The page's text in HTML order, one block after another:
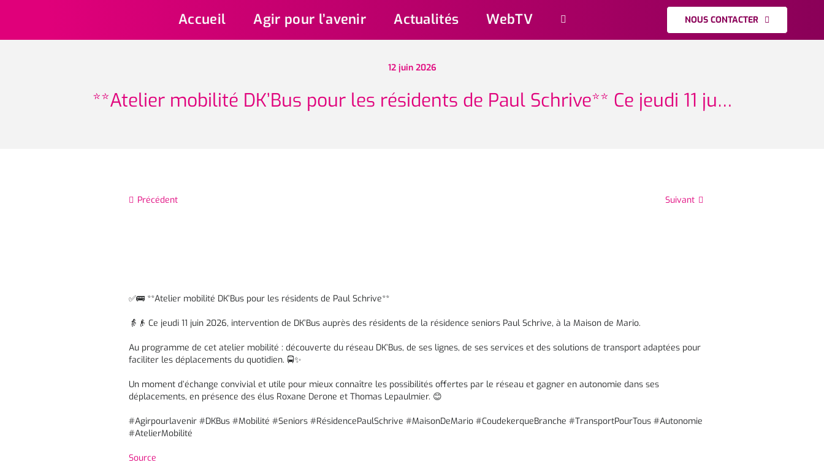
Accueil Agir pour l’avenir Actualités WebTV NOUS CONTACTER
12 juin 2026
**Atelier mobilité DK’Bus pour les résidents de Paul Schrive** Ce jeudi 11 ju…
Précédent Suivant
✅🚌 **Atelier mobilité DK’Bus pour les résidents de Paul Schrive**
👵👴 Ce jeudi 11 juin 2026, intervention de DK’Bus auprès des résidents de la résidence seniors Paul Schrive, à la Maison de Mario.
Au programme de cet atelier mobilité : découverte du réseau DK’Bus, de ses lignes, de ses services et des solutions de transport adaptées pour
faciliter les déplacements du quotidien. 🚍✨
Un moment d’échange convivial et utile pour mieux connaître les possibilités offertes par le réseau et gagner en autonomie dans ses
déplacements, en présence des élus Roxane Derone et Thomas Lepaulmier. 😊
#Agirpourlavenir #DKBus #Mobilité #Seniors #RésidencePaulSchrive #MaisonDeMario #CoudekerqueBranche #TransportPourTous #Autonomie
#AtelierMobilité
Source